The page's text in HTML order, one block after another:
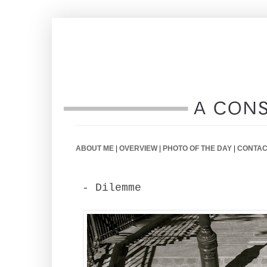
ABOUT ME OVERVIEW| PHOTO OF THE DAY
- Dilemme